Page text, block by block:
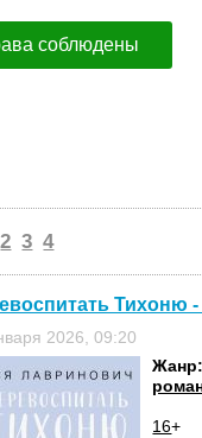
соблюдены
2 3 4
Тихоню
2026, 09:20
16+